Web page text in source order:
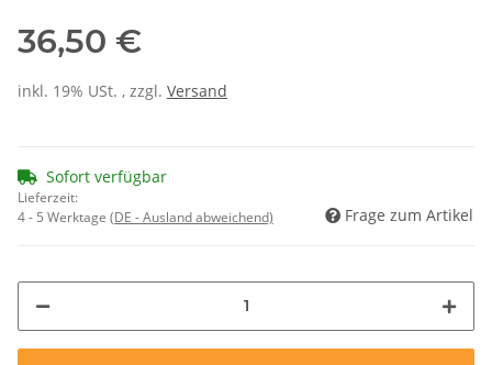
36,50 €
inkl. 19% USt. , zzgl. Versand
Sofort verfügbar
Lieferzeit:
4 - 5 Werktage (DE - Ausland abweichend) Frage zum Artikel